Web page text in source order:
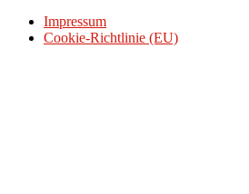
Impressum
Cookie-Richtlinie (EU)